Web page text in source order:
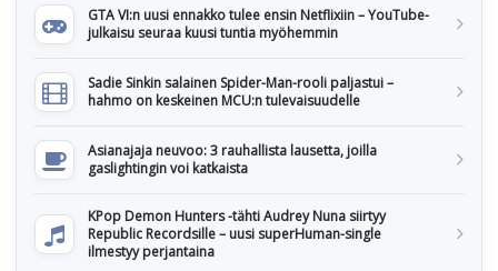
GTA VI:n uusi ennakko tulee ensin Netflixiin – YouTube-
julkaisu seuraa kuusi tuntia myöhemmin
Sadie Sinkin salainen Spider-Man-rooli paljastui –
hahmo on keskeinen MCU:n tulevaisuudelle
Asianajaja neuvoo: 3 rauhallista lausetta, joilla
gaslightingin voi katkaista
KPop Demon Hunters -tähti Audrey Nuna siirtyy
Republic Recordsille – uusi superHuman-single
ilmestyy perjantaina